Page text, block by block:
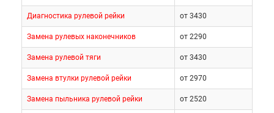
Диагностика рулевой рейки от 3430
Замена рулевых наконечников от 2290
Замена рулевой тяги от 3430
Замена втулки рулевой рейки от 2970
Замена пыльника рулевой рейки от 2520